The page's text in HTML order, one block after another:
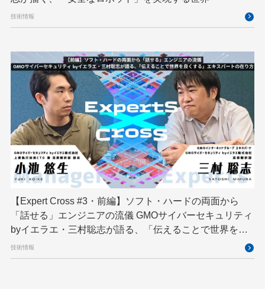
技術情報
【Expert Cross #3・前編】ソフト・ハードの両面から
「話せる」エンジニアの流儀 GMOサイバーセキュリティ
byイエラエ・三村聡志が語る、「伝えることで世界を良
くする」エキスパートの在り方
技術情報